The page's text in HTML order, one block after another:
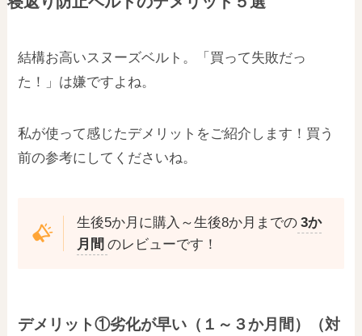
結構お高いスヌーズベルト。「買って失敗だっ
た！」は嫌ですよね。
私が使って感じたデメリットをご紹介します！買う
前の参考にしてくださいね。
生後5か月に購入～生後8か月までの 3か
月間 のレビューです！
デメリット①劣化が早い（１～３か月間）（対